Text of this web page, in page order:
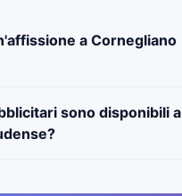
a Cornegliano
sono disponibili a